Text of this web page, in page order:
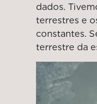
dados.
terrestres e
constantes.
terrestre da